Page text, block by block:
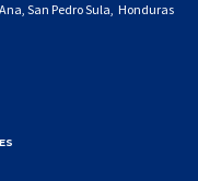
San Pedro Sula, Honduras